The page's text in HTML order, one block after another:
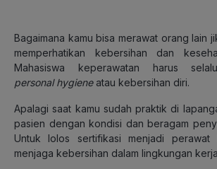
Bagaimana kamu bisa merawat orang lain
memperhatikan kebersihan dan
Mahasiswa keperawatan harus
personal hygieneatau kebersihan diri.
Apalagi saat kamu sudah praktik di
pasien dengan kondisi dan beragam
Untuk lolos sertifikasi menjadi perawat
menjaga kebersihan dalam lingkungan